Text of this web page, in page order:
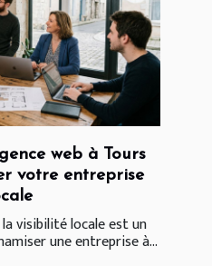
web à Tours
votre entreprise
visibilité locale est un
une entreprise à...